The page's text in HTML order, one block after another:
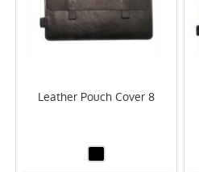
Leather Pouch Cover 8